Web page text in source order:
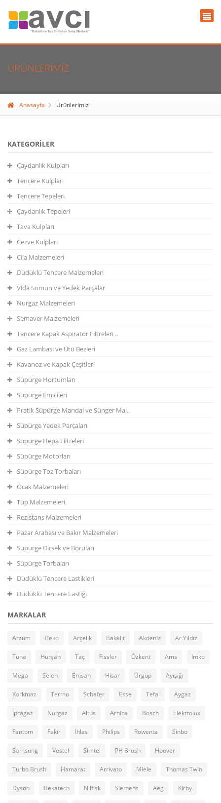
ÜRÜNLERIMIZ
Anasayfa Ürünlerimiz
KATEGORILER
Çaydanlık Kulpları
Tencere Kulpları
Tencere Tepeleri
Çaydanlık Tepeleri
Tava Kulpları
Cezve Kulpları
Cila Malzemeleri
Düdüklü Tencere Malzemeleri
Vida Somun ve Yedek Parçalar
Nurgaz Malzemeleri
Semaver Malzemeleri
Tencere Kapak Aspiratör Filtreleri ..
Gaz Lambası ve Ütü Bezleri
Kavanoz ve Kapak Çeşitleri
Süpürge Hortumları
Süpürge Emicileri
Pratik Süpürge Mandal ve Sünger Mal..
Süpürge Yedek Parçaları
Süpürge Hepa Filtreleri
Süpürge Motorları
Süpürge Toz Torbaları
Ocak Malzemeleri
Tüp Malzemeleri
Rezistans Malzemeleri
Pazar Arabası ve Bakır Malzemeleri
Süpürge Dirsek ve Boruları
Süpürge Torbaları
Düdüklü Tencere Lastikleri
Düdüklü Tencere Lastiği
MARKALAR
Arzum Beko Arçelik Bakalit Akdeniz Ar Yıldız
Tuna Hürşah Taç Fissler Özkent Ams İmko
Mega Selen Emsan Hisar Ürgüp Ayışığı
Korkmaz Termo Schafer Esse Tefal Aygaz
İpragaz Nurgaz Altus Arnica Bosch Elektrolux
Fantom Fakir İhlas Philips Rowenta Sinbo
Samsung Vestel Simtel PH Brush Hoover
Turbo Brush Hamarat Arrivato Miele Thomas Twin
Dyson Bekatech Nilfisk Siemens Aeg Kirby